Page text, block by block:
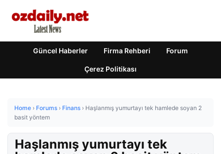
Güncel Haberler Firma Rehberi Forum
Çerez Politikası
Home › Forums › Finans › Haşlanmış yumurtayı tek hamlede soyan 2
basit yöntem
Haşlanmış yumurtayı tek